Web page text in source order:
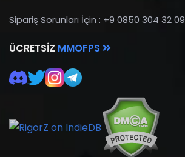
Sipariş Sorunları İçin : +9 0850 304 32 09
ÜCRETSIZ MMOFPS